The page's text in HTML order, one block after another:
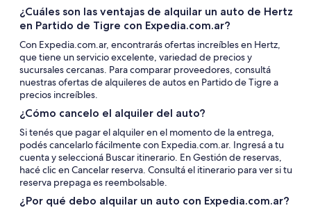
¿Cuáles son las ventajas de alquilar un auto de Hertz
en Partido de Tigre con Expedia.com.ar?
Con Expedia.com.ar, encontrarás ofertas increíbles en Hertz,
que tiene un servicio excelente, variedad de precios y
sucursales cercanas. Para comparar proveedores, consultá
nuestras ofertas de alquileres de autos en Partido de Tigre a
precios increíbles.
¿Cómo cancelo el alquiler del auto?
Si tenés que pagar el alquiler en el momento de la entrega,
podés cancelarlo fácilmente con Expedia.com.ar. Ingresá a tu
cuenta y seleccioná Buscar itinerario. En Gestión de reservas,
hacé clic en Cancelar reserva. Consultá el itinerario para ver si tu
reserva prepaga es reembolsable.
¿Por qué debo alquilar un auto con Expedia.com.ar?